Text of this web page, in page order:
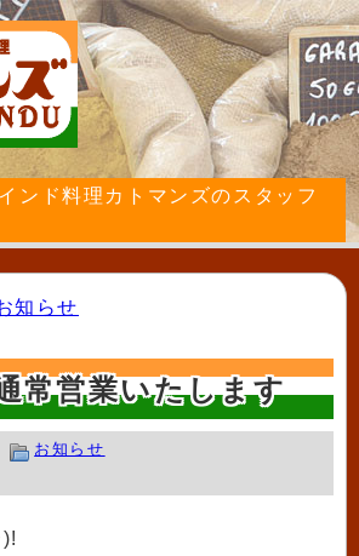
ンド料理カトマンズのスタッフ
知らせ
常営業いたします
お知らせ